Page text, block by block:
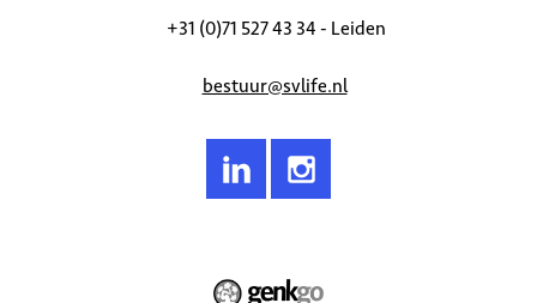
+31 (0)71 527 43 34 - Leiden
bestuur@svlife.nl